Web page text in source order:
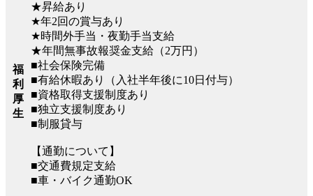
福
利
厚
生
★昇給あり
★年2回の賞与あり
★時間外手当・夜勤手当支給
★年間無事故報奨金支給（2万円）
■社会保険完備
■有給休暇あり（入社半年後に10日付与）
■資格取得支援制度あり
■独立支援制度あり
■制服貸与
【通勤について】
■交通費規定支給
■車・バイク通勤OK